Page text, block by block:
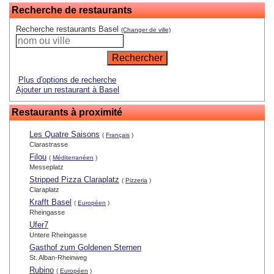
Recherche de restaurants
Recherche restaurants Basel (Changer de ville)
Plus d'options de recherche
Ajouter un restaurant à Basel
Restaurants à proximité
Les Quatre Saisons ( Français )
Clarastrasse
Filou ( Méditerranéen )
Messeplatz
Stripped Pizza Claraplatz ( Pizzeria )
Claraplatz
Krafft Basel ( Européen )
Rheingasse
Ufer7
Untere Rheingasse
Gasthof zum Goldenen Sternen
St. Alban-Rheinweg
Rubino ( Européen )